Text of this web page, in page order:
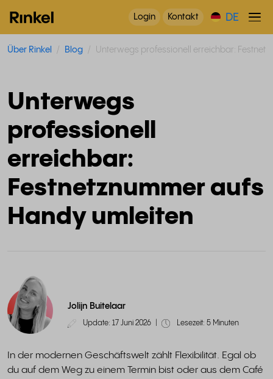
Login Kontakt DE
Über Rinkel Blog Unterwegs professionell erreichbar:
Unterwegs
professionell
erreichbar:
Festnetznummer aufs
Handy umleiten
Jolijn Buitelaar
Update: 17 Juni 2026 Lesezeit: 5 Minuten
In der modernen Geschäftswelt zählt Flexibilität. Egal ob
du auf dem Weg zu einem Termin bist oder aus dem Café